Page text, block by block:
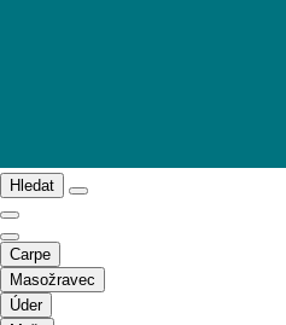
Hledat
Carpe
Masožravec
Úder